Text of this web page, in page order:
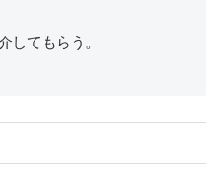
してもらう。